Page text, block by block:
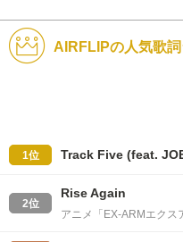
AIRFLIPの人気歌
1位 Track Five (feat.
2位
Rise Again
アニメ「EX-ARMエクス